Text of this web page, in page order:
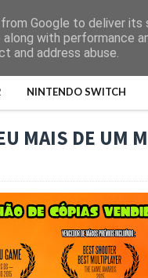
NINTENDO SWITCH
MAIS DE UM
Google to deliver its
along with performance
and address abuse.